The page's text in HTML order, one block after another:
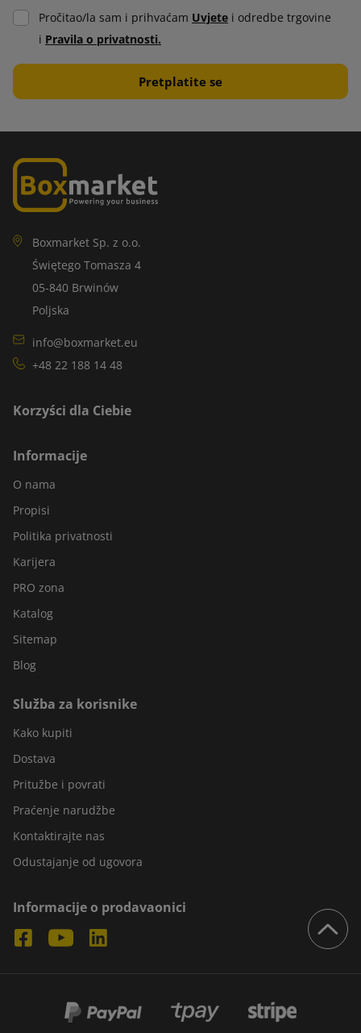
Pročitao/la sam i prihvaćam Uvjete i odredbe trgovine
i Pravila o privatnosti.
Boxmarket Sp. z o.o.
Świętego Tomasza 4
05-840 Brwinów
Poljska
info@boxmarket.eu
+48 22 188 14 48
Korzyści dla Ciebie
Informacije
O nama
Propisi
Politika privatnosti
Karijera
PRO zona
Katalog
Sitemap
Blog
Služba za korisnike
Kako kupiti
Dostava
Pritužbe i povrati
Praćenje narudžbe
Kontaktirajte nas
Odustajanje od ugovora
Informacije o prodavaonici